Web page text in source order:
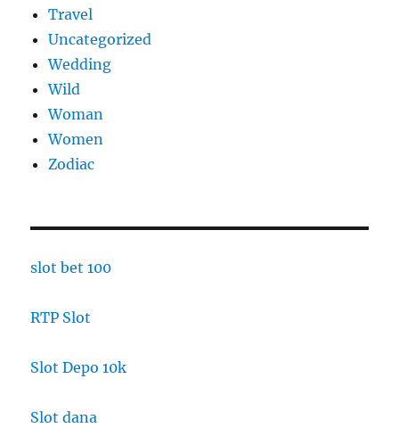
Travel
Uncategorized
Wedding
Wild
Woman
Women
Zodiac
slot bet 100
RTP Slot
Slot Depo 10k
Slot dana